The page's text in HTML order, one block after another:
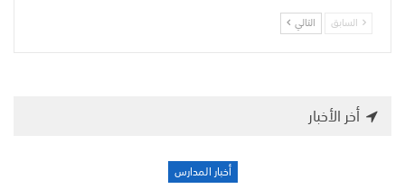
السابق التالي
أخر الأخبار
أخبار المدارس